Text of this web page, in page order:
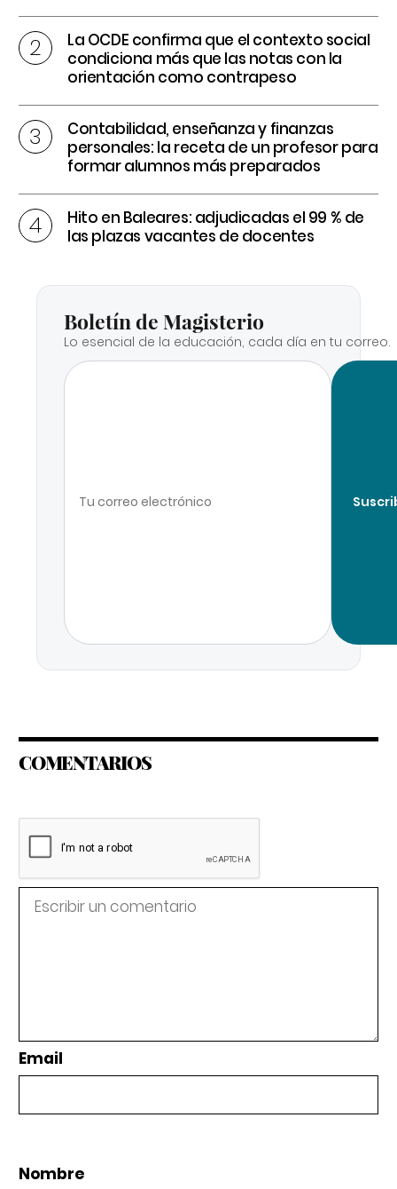
La OCDE confirma que el contexto social
condiciona más que las notas con la
orientación como contrapeso
Contabilidad, enseñanza y finanzas
personales: la receta de un profesor para
formar alumnos más preparados
Hito en Baleares: adjudicadas el 99 % de
las plazas vacantes de docentes
Boletín de Magisterio
Lo esencial de la educación, cada día en tu correo.
COMENTARIOS
Email
Nombre